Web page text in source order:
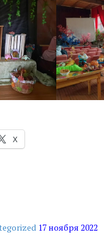
X
17 ноября 2022